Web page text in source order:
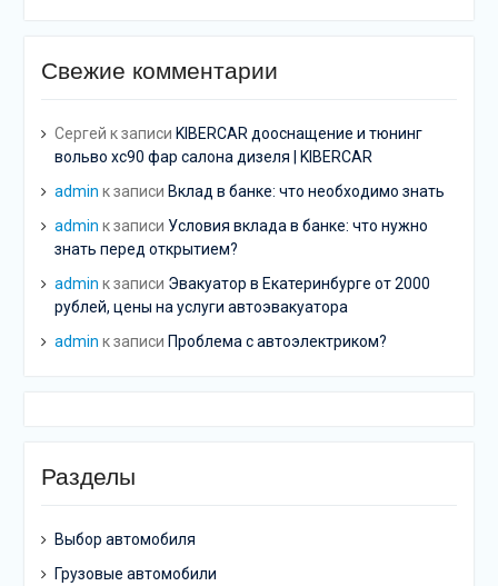
Свежие комментарии
Сергей к записи KIBERCAR дооснащение и тюнинг
вольво хс90 фар салона дизеля | KIBERCAR
admin к записи Вклад в банке: что необходимо знать
admin к записи Условия вклада в банке: что нужно
знать перед открытием?
admin к записи Эвакуатор в Екатеринбурге от 2000
рублей, цены на услуги автоэвакуатора
admin к записи Проблема с автоэлектриком?
Разделы
Выбор автомобиля
Грузовые автомобили